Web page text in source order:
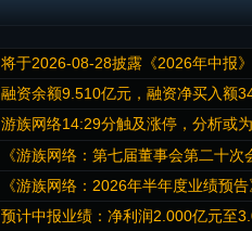
将于2026-08-28披露《2026年中报》
融资余额9.510亿元，融资净买入额
游族网络14:29分触及涨停，分析或
《游族网络：第七届董事会第二十
《游族网络：2026年半年度业绩预告
预计中报业绩：净利润2.000亿元至